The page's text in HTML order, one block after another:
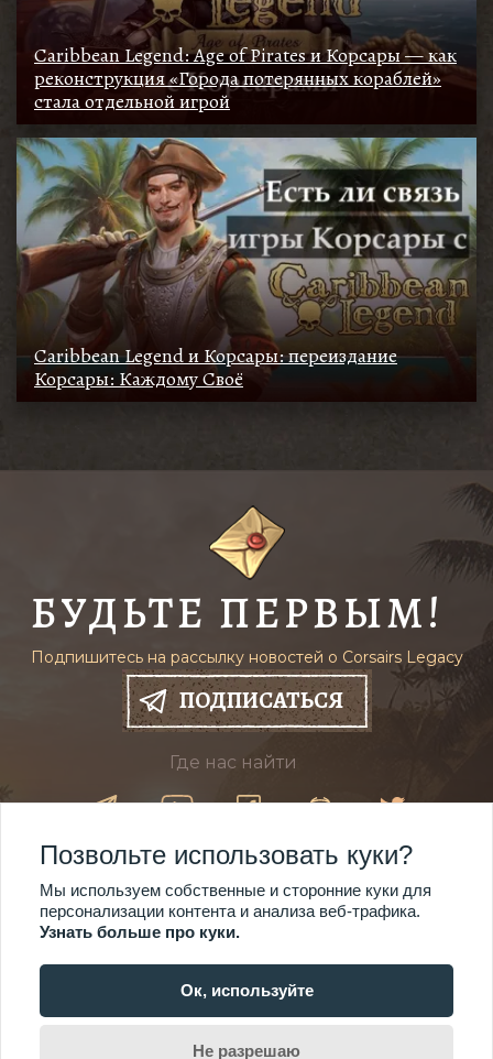
Caribbean Legend: Age of Pirates и Корсары — как
реконструкция «Города потерянных кораблей»
стала отдельной игрой
Caribbean Legend и Корсары: переиздание
Корсары: Каждому Своё
БУДЬТЕ ПЕРВЫМ!
Подпишитесь на рассылку новостей о Corsairs Legacy
ПОДПИСАТЬСЯ
Где нас найти
Steam ключ 25$
© 2021-2026 Mauris
Позвольте использовать куки?
Мы используем собственные и сторонние куки для
персонализации контента и анализа веб-трафика.
Узнать больше про куки.
Ок, используйте
Не разрешаю